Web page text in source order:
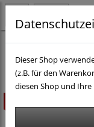
Dieser Shop
(z.B. für den
diesen Shop und